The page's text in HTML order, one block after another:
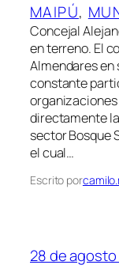
MAIPÚ,
Concejal
en terreno. El
Almendares en
constante
directamente
sector Bosque
el cual…
Escrito por
28 de agosto